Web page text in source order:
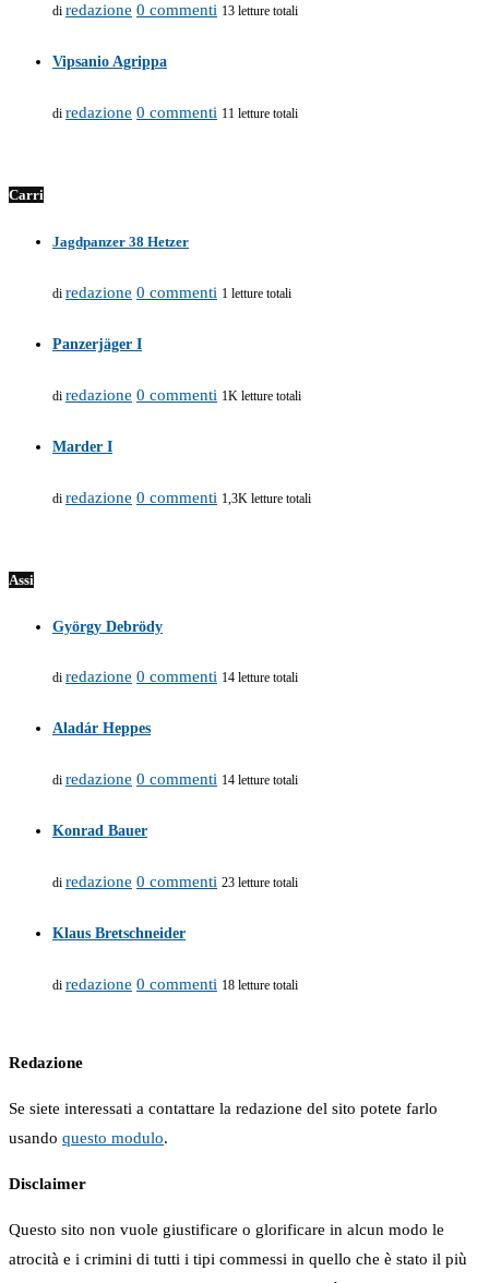
di redazione 0 commenti 13 letture totali
Vipsanio Agrippa
di redazione 0 commenti 11 letture totali
Carri
Jagdpanzer 38 Hetzer
di redazione 0 commenti 1 letture totali
Panzerjäger I
di redazione 0 commenti 1K letture totali
Marder I
di redazione 0 commenti 1,3K letture totali
Assi
György Debrödy
di redazione 0 commenti 14 letture totali
Aladár Heppes
di redazione 0 commenti 14 letture totali
Konrad Bauer
di redazione 0 commenti 23 letture totali
Klaus Bretschneider
di redazione 0 commenti 18 letture totali
Redazione
Se siete interessati a contattare la redazione del sito potete farlo
usando questo modulo.
Disclaimer
Questo sito non vuole giustificare o glorificare in alcun modo le
atrocità e i crimini di tutti i tipi commessi in quello che è stato il più